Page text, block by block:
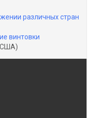
различных стран
винтовки